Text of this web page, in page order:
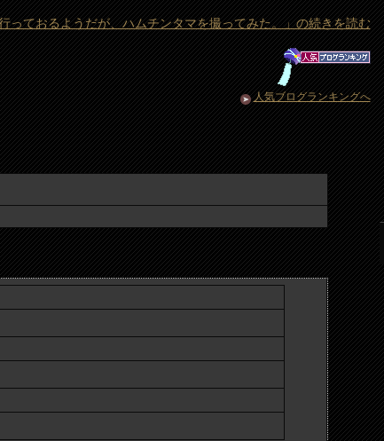
っておるようだが、ハムチンタマを撮ってみた。」の続きを読む
人気ブログランキングへ